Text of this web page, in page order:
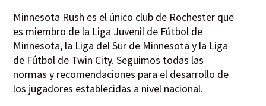
Minnesota Rush es el único club de Rochester que
es miembro de la Liga Juvenil de Fútbol de
Minnesota, la Liga del Sur de Minnesota y la Liga
de Fútbol de Twin City. Seguimos todas las
normas y recomendaciones para el desarrollo de
los jugadores establecidas a nivel nacional.